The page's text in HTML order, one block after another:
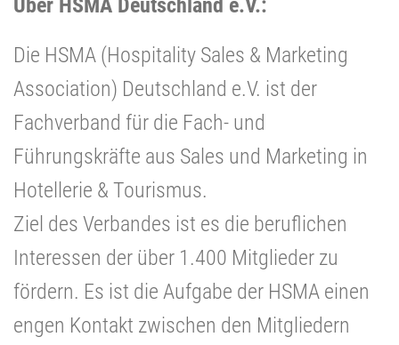
Über HSMA Deutschland e.V.:
Die HSMA (Hospitality Sales & Marketing
Association) Deutschland e.V. ist der
Fachverband für die Fach- und
Führungskräfte aus Sales und Marketing in
Hotellerie & Tourismus.
Ziel des Verbandes ist es die beruflichen
Interessen der über 1.400 Mitglieder zu
fördern. Es ist die Aufgabe der HSMA einen
engen Kontakt zwischen den Mitgliedern